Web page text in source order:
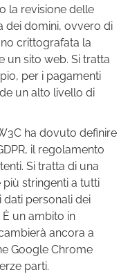
la revisione delle
dei domini, ovvero di
crittografata la
un sito web. Si tratta
per i pagamenti
un alto livello di
ha dovuto definire
il regolamento
Si tratta di una
stringenti a tutti
personali dei
È un ambito in
ancora a
Google Chrome
parti.